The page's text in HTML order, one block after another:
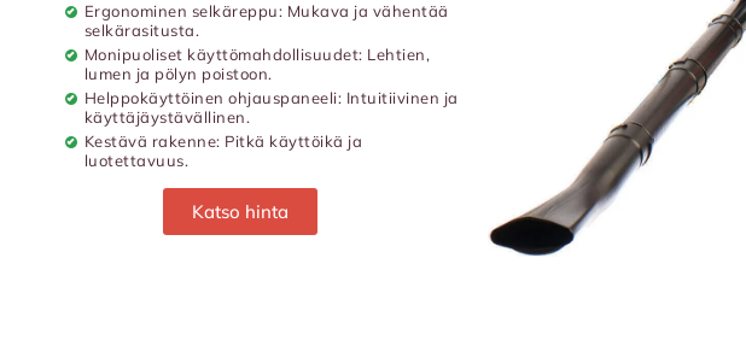
Ergonominen selkäreppu: Mukava ja vähentää
selkärasitusta.
Monipuoliset käyttömahdollisuudet: Lehtien,
lumen ja pölyn poistoon.
Helppokäyttöinen ohjauspaneeli: Intuitiivinen ja
käyttäjäystävällinen.
Kestävä rakenne: Pitkä käyttöikä ja
luotettavuus.
Katso hinta